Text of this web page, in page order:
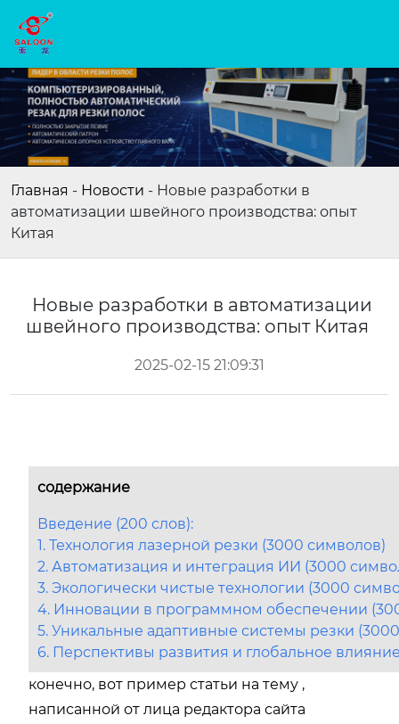
Главная - Новости - Новые разработки в
автоматизации швейного производства: опыт
Китая
Новые разработки в автоматизации
швейного производства: опыт Китая
2025-02-15 21:09:31
содержание
Введение (200 слов):
1. Технология лазерной резки (3000 символов)
2. Автоматизация и интеграция ИИ (3000
3. Экологически чистые технологии (3000
4. Инновации в программном обеспечении
5. Уникальные адаптивные системы резки
6. Перспективы развития и глобальное
конечно, вот пример статьи на тему ,
написанной от лица редактора сайта